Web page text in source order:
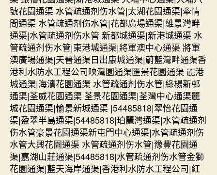
號花園通渠 水管疏通剂伤水管|太湖花園通渠|牽情
間通渠 水管疏通剂伤水管|花都廣場通渠|維景灣畔
通渠|水管疏通剂伤水管 新都城通渠|新港城通渠 水
管疏通剂伤水管|東港城通渠|將軍澳中心通渠 將軍
澳廣場通渠|天晉通渠日出康城通渠|蔚藍灣畔通渠香
港利水防水工程公司映灣園通渠匯景花園通渠 麗港
城通渠|海濱花園通渠 水管疏通剂伤水管|綠楊新邨
通渠|荃威花園通渠 荃景花園通渠|荃灣中心通渠麗
城花園通渠|愉景新城通渠 |54485818|翠怡花園通
渠|盈翠半島通渠|54485818|珀麗灣通渠|水管疏通剂
伤水管豪景花園通渠新屯門中心通渠|水管疏通剂伤
水管大興花園通渠 水管疏通剂伤水管|豫豐花園通
渠|嘉湖山莊通渠|54485818|水管疏通剂伤水管金獅
花園通渠|藍天海岸通渠|香港利水防水工程公司|紅